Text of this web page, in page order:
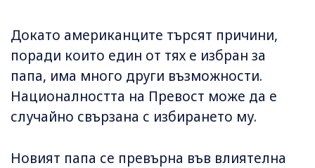
Докато американците търсят причини,
поради които един от тях е избран за
папа, има много други възможности.
Националността на Превост може да е
случайно свързана с избирането му.
Новият папа се превърна във влиятелна